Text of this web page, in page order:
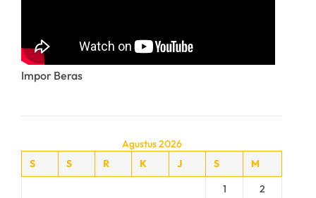
Impor Beras
Agustus 2026
S
S R K J S
M
1
2